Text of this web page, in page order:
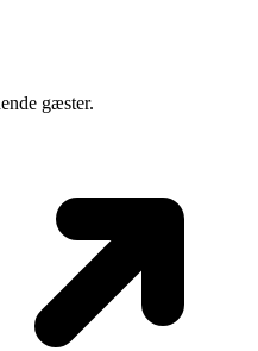
gæster.